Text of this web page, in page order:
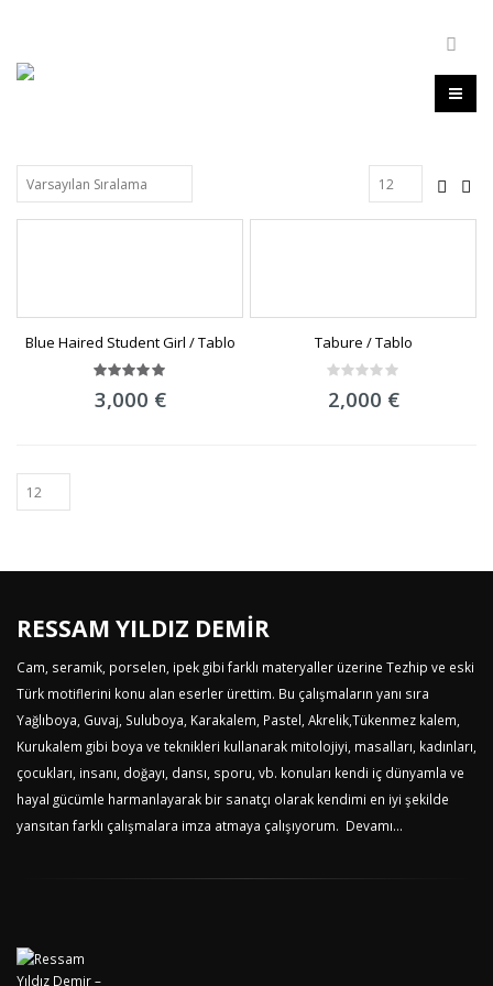
Blue Haired Student Girl / Tablo
5.00 out
of 5
3,000 €
Tabure / Tablo
0
out
2,000 €
RESSAM YILDIZ DEMİR
Cam, seramik, porselen, ipek gibi farklı materyaller üzerine Tezhip ve eski
Türk motiflerini konu alan eserler ürettim. Bu çalışmaların yanı sıra
Yağlıboya, Guvaj, Suluboya, Karakalem, Pastel, Akrelik,Tükenmez kalem,
Kurukalem gibi boya ve teknikleri kullanarak mitolojiyi, masalları, kadınları,
çocukları, insanı, doğayı, dansı, sporu, vb. konuları kendi iç dünyamla ve
hayal gücümle harmanlayarak bir sanatçı olarak kendimi en iyi şekilde
yansıtan farklı çalışmalara imza atmaya çalışıyorum. Devamı...